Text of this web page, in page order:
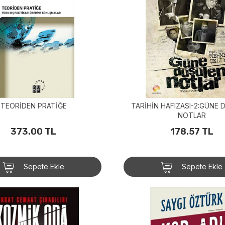
TEORİDEN PRATİĞE
373.00 TL
Sepete Ekle
TARİHİN HAFIZASI-2:GÜNE
NOTLAR
178.57 TL
Sepete Ekle